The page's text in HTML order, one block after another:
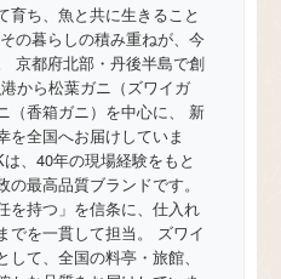
育ち、魚と共に生きること
の暮らしの積み重ねが、今
京都府北部・丹後半島で創
から松葉ガニ（ズワイガ
（香箱ガニ）を中心に、 新
を全国へお届けしていま
、40年の現場経験をもと
の最高品質ブランドです。
を持つ」を信条に、仕入れ
でを一貫して担当。 ズワイ
して、全国の料亭・旅館、